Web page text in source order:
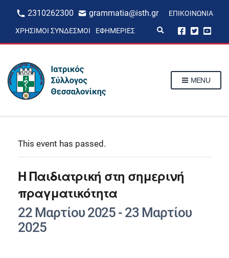
2310262300 grammatia@isth.gr ΕΠΙΚΟΙΝΩΝΊΑ
ΧΡΉΣΙΜΟΙ ΣΎΝΔΕΣΜΟΙ ΕΦΗΜΕΡΊΕΣ
p
MENU
This event has passed.
Η Παιδιατρική στη σημερινή
πραγματικότητα
22 Μαρτίου 2025 - 23 Μαρτίου
2025